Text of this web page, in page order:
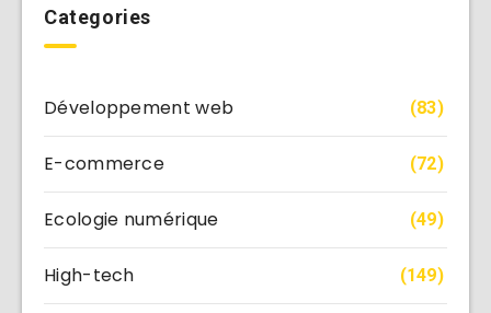
Categories
Développement web (83)
E-commerce (72)
Ecologie numérique (49)
High-tech (149)